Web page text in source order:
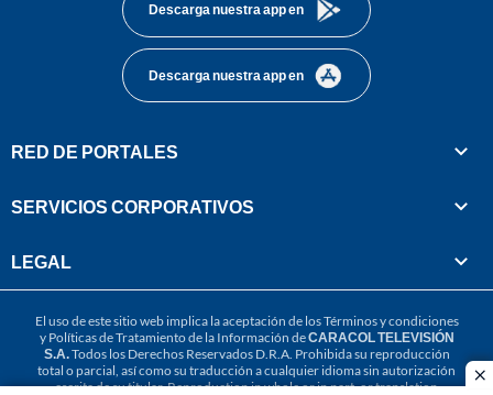
Descarga nuestra app en
Descarga nuestra app en
RED DE PORTALES
SERVICIOS CORPORATIVOS
LEGAL
El uso de este sitio web implica la aceptación de losTérminos y condiciones
y Políticas de Tratamiento de la Información deCARACOL TELEVISIÓN
S.A.Todos los Derechos Reservados D.R.A. Prohibida su reproducción
total o parcial, así como su traducción a cualquier idioma sin autorización
escrita de su titular. Reproduction in whole or in part, or translation